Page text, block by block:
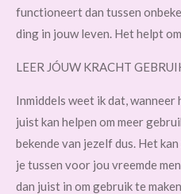
functioneert dan tussen
ding in jouw leven. Het helpt
LEER JÓUW KRACHT
Inmiddels weet ik dat,
juist kan helpen om meer
bekende van jezelf dus. Het
je tussen voor jou vreemde
dan juist in om gebruik te